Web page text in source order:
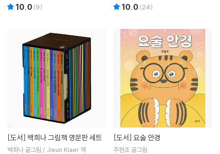
10.0 (9) 10.0 (24)
[도서] 백희나 그림책 영문판 세트
백희나 글그림 / Jieun Kiaer 역
[도서] 요술 안경
주현조 글그림